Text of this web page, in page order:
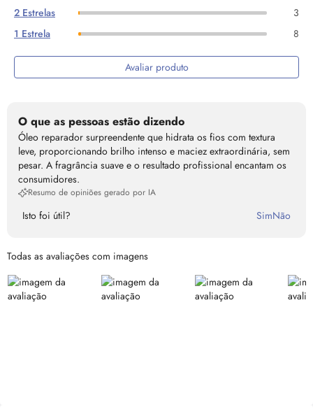
2 Estrelas
3
1 Estrela
8
Avaliar produto
O que as pessoas estão dizendo
Óleo reparador surpreendente que hidrata os fios com textura
leve, proporcionando brilho intenso e maciez extraordinária, sem
pesar. A fragrância suave e o resultado profissional encantam os
consumidores.
Resumo de opiniões gerado por IA
Isto foi útil? SimNão
Todas as avaliações com imagens